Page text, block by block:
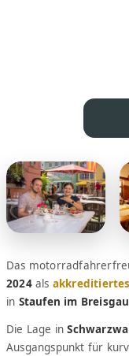
Das
2024als
in Staufen im Breisgau
Die Lage in
Ausgangspunkt für